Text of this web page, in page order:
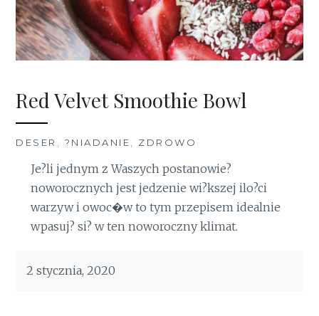
Red Velvet Smoothie Bowl
DESER , ?NIADANIE, ZDROWO
Je?li jednym z Waszych postanowie?
noworocznych jest jedzenie wi?kszej ilo?ci
warzyw i owoc�w to tym przepisem idealnie
wpasuj? si? w ten noworoczny klimat.
2 stycznia, 2020